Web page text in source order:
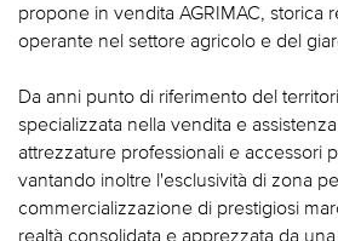
propone in vendita AGRIMAC, storica
operante nel settore agricolo e del
Da anni punto di riferimento del
specializzata nella vendita e
attrezzature professionali e accessori
vantando inoltre l'esclusività di zona
commercializzazione di prestigiosi
realtà consolidata e apprezzata da